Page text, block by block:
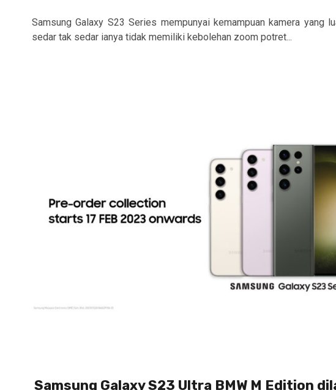
Samsung Galaxy S23 Series mempunyai kemampuan kamera yang
sedar tak sedar ianya tidak memiliki kebolehan zoom potret...
Samsung Galaxy S23 Ultra BMW M Edition